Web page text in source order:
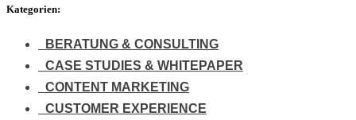
Kategorien:
BERATUNG & CONSULTING
CASE STUDIES & WHITEPAPER
CONTENT MARKETING
CUSTOMER EXPERIENCE